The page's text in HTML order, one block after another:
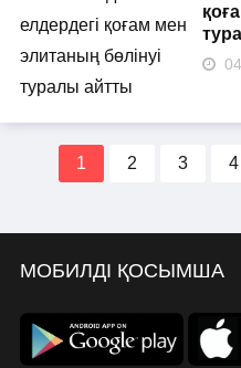
1 2 3 4
МОБИЛДІ ҚОСЫМША